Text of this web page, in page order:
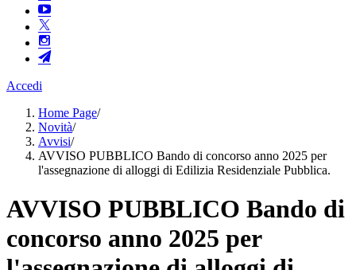
Accedi
Home Page/
Novità/
Avvisi/
AVVISO PUBBLICO Bando di concorso anno 2025 per
l'assegnazione di alloggi di Edilizia Residenziale Pubblica.
AVVISO PUBBLICO Bando di
concorso anno 2025 per